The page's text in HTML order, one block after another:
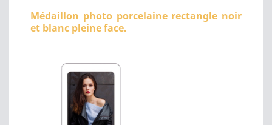
Médaillon photo porcelaine rectangle noir
et blanc pleine face.